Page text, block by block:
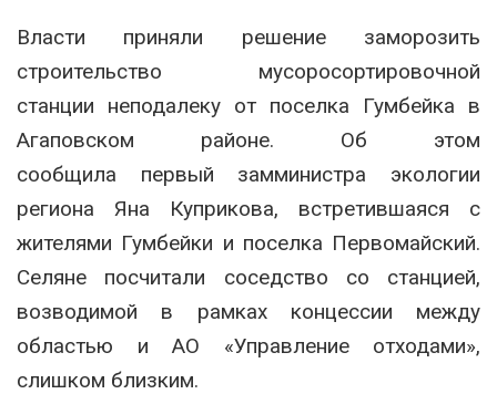
Власти приняли решение заморозить
строительство мусоросортировочной
станции неподалеку от поселка Гумбейка в
Агаповском районе. Об этом
сообщила первый замминистра экологии
региона Яна Куприкова, встретившаяся с
жителями Гумбейки и поселка Первомайский.
Селяне посчитали соседство со станцией,
возводимой в рамках концессии между
областью и АО «Управление отходами»,
слишком близким.